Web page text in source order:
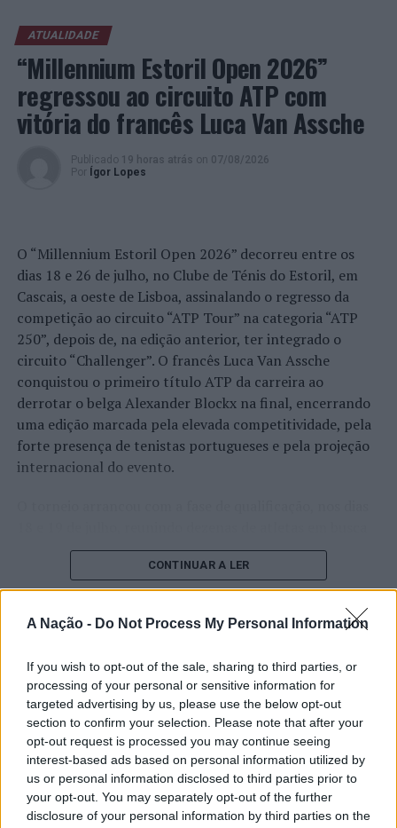
A Nação - Do Not Process My Personal Information
If you wish to opt-out of the sale, sharing to third parties, or
processing of your personal or sensitive information for
targeted advertising by us, please use the below opt-out
section to confirm your selection. Please note that after your
opt-out request is processed you may continue seeing
interest-based ads based on personal information utilized by
us or personal information disclosed to third parties prior to
your opt-out. You may separately opt-out of the further
disclosure of your personal information by third parties on the
manutenção, ordinários e extraordinários, necessários
para o bom estado das instalações.
As despesas decorrentes do funcionamento das
instalações, nomeadamente, as resultantes dos
contratos de fornecimento de energia, água,
das respetivas Juntas e Uniões de Freguesia.
TÓPICOS RELACIONADOS:
CÂMARA MUNICIPAL DE VIANA DO CASTELO
DESTAQUE
LUÍS NOBRE VIANA DO CASTELO
PRÓXIMO
Especialistas debatem a importância da Felicidade no
Trabalho
NÃO PERCA
Congresso Popular Sobre Direitos e Liberdades
Fundamentais apresenta Conclusões
ATUALIDADE
“Millennium Estoril Open 2026”
regressou ao circuito ATP com
vitória do francês Luca Van Assche
Publicado 19 horas atrás on 07/08/2026
Por
Ígor Lopes
O “Millennium Estoril Open 2026” decorreu entre os
dias 18 e 26 de julho, no Clube de Ténis do Estoril, em
Cascais, a oeste de Lisboa, assinalando o regresso da
competição ao circuito “ATP Tour” na categoria “ATP
250”, depois de, na edição anterior, ter integrado o
circuito “Challenger”. O francês Luca Van Assche
conquistou o primeiro título ATP da carreira ao
derrotar o belga Alexander Blockx na final, encerrando
uma edição marcada pela elevada competitividade, pela
forte presença de tenistas portugueses e pela projeção
internacional do evento.
de um lugar no quadro principal. A cerimónia de
abertura contou com a presença do presidente da
Câmara Municipal de Cascais, Nuno Piteira Lopes,
acompanhado pelo executivo municipal, assinalando o
início de uma competição que voltou a colocar o
ténis.
Apesar das desistências de última hora de jogadores
como Casper Ruud (Noruega), Alejandro Davidovich
Fokina (Espanha) e Matteo Arnaldi (Itália), a prova
apresentou um quadro competitivo de elevado nível,
liderado pelo russo Andrey Rublev, primeiro cabeça de
série, pelo italiano Luciano Darderi, pelo chileno
CONTINUAR A LER
Castelo Branco: “Bienal
Internacional de Artes e Ofícios”
promete afirmar artesanato,
património e inovação como
“motores de desenvolvimento
económico e cultural” do município